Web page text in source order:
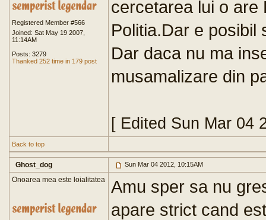
Registered Member #566
Joined: Sat May 19 2007,
11:14AM
Posts: 3279
Thanked 252 time in 179 post
cercetarea lui o are
Politia.Dar e posibil
Dar daca nu ma
musamalizare din
[ Edited Sun Mar 04
Back to top
Ghost_dog Sun Mar 04 2012, 10:15AM
Onoarea mea este loialitatea
Amu sper sa nu
apare strict cand